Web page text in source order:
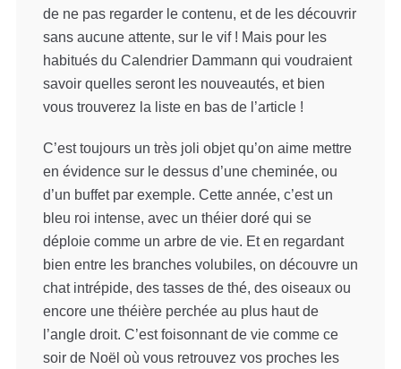
de ne pas regarder le contenu, et de les découvrir
sans aucune attente, sur le vif ! Mais pour les
habitués du Calendrier Dammann qui voudraient
savoir quelles seront les nouveautés, et bien
vous trouverez la liste en bas de l’article !
C’est toujours un très joli objet qu’on aime mettre
en évidence sur le dessus d’une cheminée, ou
d’un buffet par exemple. Cette année, c’est un
bleu roi intense, avec un théier doré qui se
déploie comme un arbre de vie. Et en regardant
bien entre les branches volubiles, on découvre un
chat intrépide, des tasses de thé, des oiseaux ou
encore une théière perchée au plus haut de
l’angle droit. C’est foisonnant de vie comme ce
soir de Noël où vous retrouvez vos proches les